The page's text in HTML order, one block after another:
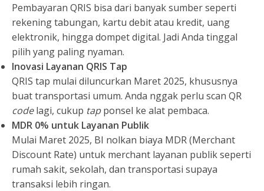
Pembayaran QRIS bisa dari banyak sumber seperti
rekening tabungan, kartu debit atau kredit, uang
elektronik, hingga dompet digital. Jadi Anda tinggal
pilih yang paling nyaman.
Inovasi Layanan QRIS Tap
QRIS tap mulai diluncurkan Maret 2025, khususnya
buat transportasi umum. Anda nggak perlu scan QR
codelagi, cukup tapponsel ke alat pembaca.
MDR 0% untuk Layanan Publik
Mulai Maret 2025, BI nolkan biaya MDR (Merchant
Discount Rate) untuk merchant layanan publik seperti
rumah sakit, sekolah, dan transportasi supaya
transaksi lebih ringan.